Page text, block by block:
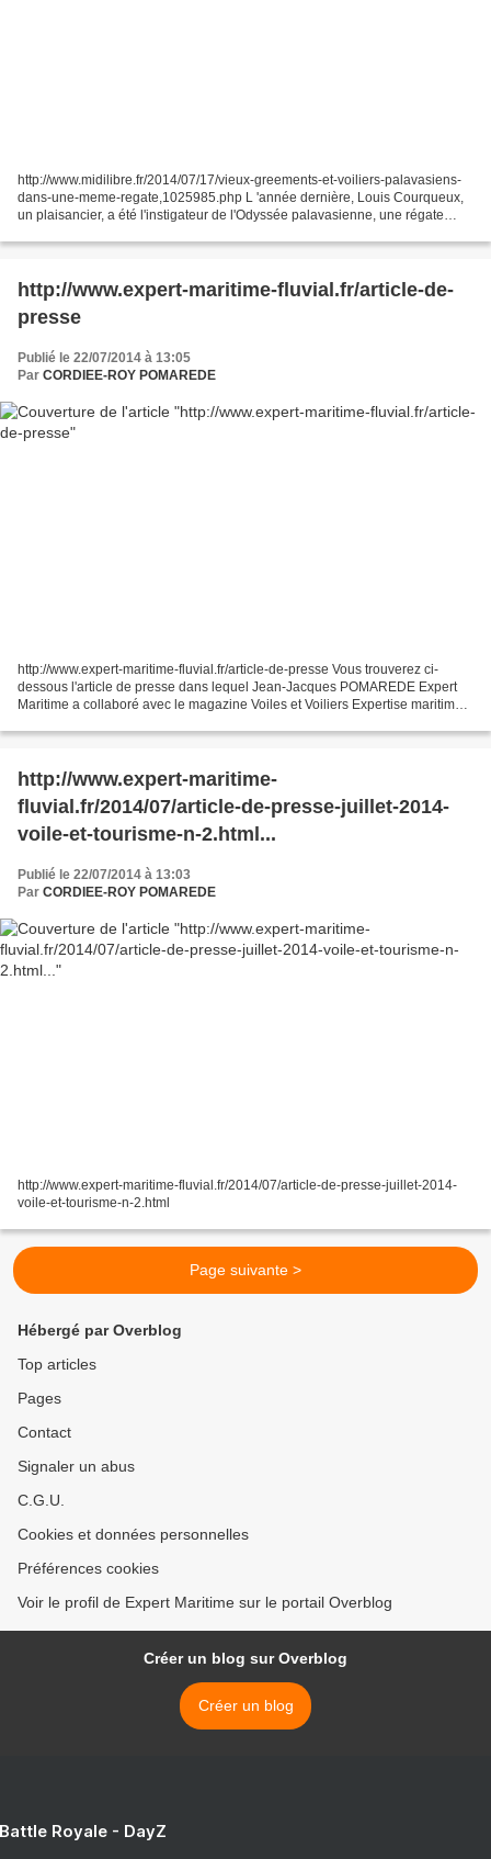
http://www.midilibre.fr/2014/07/17/vieux-greements-et-voiliers-palavasiens-
dans-une-meme-regate,1025985.php L 'année dernière, Louis Courqueux,
un plaisancier, a été l'instigateur de l'Odyssée palavasienne, une régate
http://www.expert-maritime-fluvial.fr/article-de-
presse
Publié le 22/07/2014 à 13:05
Par CORDIEE-ROY POMAREDE
http://www.expert-maritime-fluvial.fr/article-de-presse Vous trouverez ci-
dessous l'article de presse dans lequel Jean-Jacques POMAREDE Expert
Maritime a collaboré avec le magazine Voiles et Voiliers Expertise maritime
http://www.expert-maritime-
fluvial.fr/2014/07/article-de-presse-juillet-2014-
voile-et-tourisme-n-2.html...
Publié le 22/07/2014 à 13:03
Par CORDIEE-ROY POMAREDE
http://www.expert-maritime-fluvial.fr/2014/07/article-de-presse-juillet-2014-
voile-et-tourisme-n-2.html
Page suivante >
Hébergé par Overblog
Top articles
Pages
Contact
Signaler un abus
C.G.U.
Cookies et données personnelles
Préférences cookies
Voir le profil de Expert Maritime sur le portail Overblog
Créer un blog sur Overblog
Créer un blog
Royale - DayZ